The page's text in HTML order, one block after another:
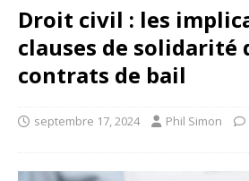
Droit civil : les
clauses de solidarité
contrats de bail
septembre 17, 2024 Phil Simon